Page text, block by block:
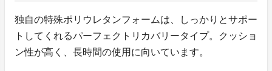
独自の特殊ポリウレタンフォームは、しっかりとサポー
トしてくれるパーフェクトリカバリータイプ。クッショ
ン性が高く、長時間の使用に向いています。